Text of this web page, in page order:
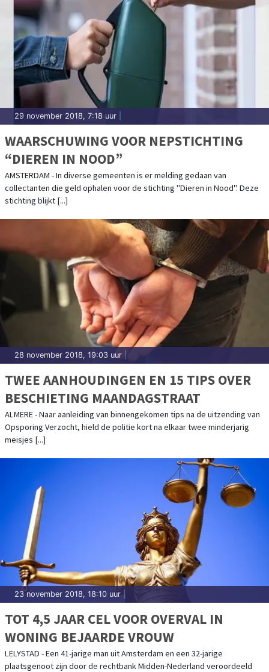
29 november 2018, 7:18 uur
WAARSCHUWING VOOR NEPSTICHTING
“DIEREN IN NOOD”
AMSTERDAM - In diverse gemeenten is er melding gedaan van
collectanten die geld ophalen voor de stichting "Dieren in Nood". Deze
stichting blijkt [...]
28 november 2018, 19:03 uur
TWEE AANHOUDINGEN EN 15 TIPS OVER
BESCHIETING MAANDAGSTRAAT
ALMERE - Naar aanleiding van binnengekomen tips na de uitzending van
Opsporing Verzocht, hield de politie kort na elkaar twee minderjarig
meisjes [...]
23 november 2018, 18:10 uur|
TOT 4,5 JAAR CEL VOOR OVERVAL IN
WONING BEJAARDE VROUW
LELYSTAD - Een 41-jarige man uit Amsterdam en een 32-jarige
plaatsgenoot zijn door de rechtbank Midden-Nederland veroordeeld